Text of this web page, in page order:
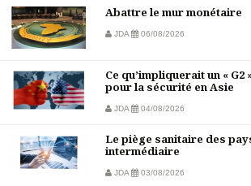
Abattre le mur monétaire
JDA 06/08/2026
Ce qu’impliquerait un «
pour la sécurité en Asie
JDA 04/08/2026
Le piège sanitaire des
intermédiaire
JDA 03/08/2026